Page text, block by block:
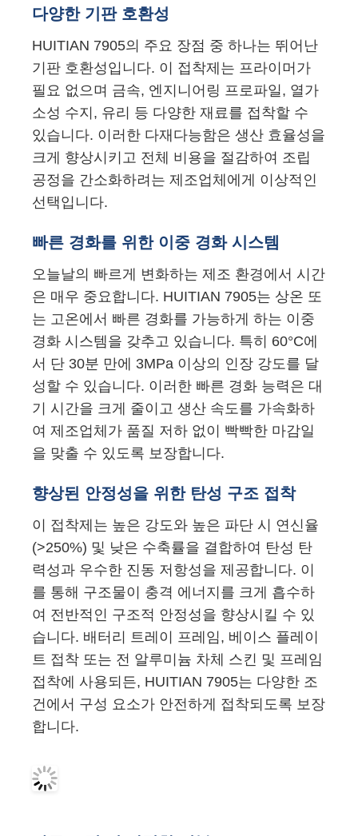
다양한 기판 호환성
HUITIAN 7905의 주요 장점 중 하나는 뛰어난
기판 호환성입니다. 이 접착제는 프라이머가
필요 없으며 금속, 엔지니어링 프로파일, 열가
소성 수지, 유리 등 다양한 재료를 접착할 수
있습니다. 이러한 다재다능함은 생산 효율성을
크게 향상시키고 전체 비용을 절감하여 조립
공정을 간소화하려는 제조업체에게 이상적인
선택입니다.
빠른 경화를 위한 이중 경화 시스템
오늘날의 빠르게 변화하는 제조 환경에서 시간
은 매우 중요합니다. HUITIAN 7905는 상온 또
는 고온에서 빠른 경화를 가능하게 하는 이중
경화 시스템을 갖추고 있습니다. 특히 60°C에
서 단 30분 만에 3MPa 이상의 인장 강도를 달
성할 수 있습니다. 이러한 빠른 경화 능력은 대
기 시간을 크게 줄이고 생산 속도를 가속화하
여 제조업체가 품질 저하 없이 빡빡한 마감일
을 맞출 수 있도록 보장합니다.
향상된 안정성을 위한 탄성 구조 접착
이 접착제는 높은 강도와 높은 파단 시 연신율
(>250%) 및 낮은 수축률을 결합하여 탄성 탄
력성과 우수한 진동 저항성을 제공합니다. 이
를 통해 구조물이 충격 에너지를 크게 흡수하
여 전반적인 구조적 안정성을 향상시킬 수 있
습니다. 배터리 트레이 프레임, 베이스 플레이
트 접착 또는 전 알루미늄 차체 스킨 및 프레임
접착에 사용되든, HUITIAN 7905는 다양한 조
건에서 구성 요소가 안전하게 접착되도록 보장
합니다.